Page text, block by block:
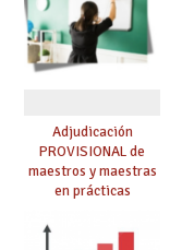
Adjudicación
PROVISIONAL de
maestros y maestras
en prácticas